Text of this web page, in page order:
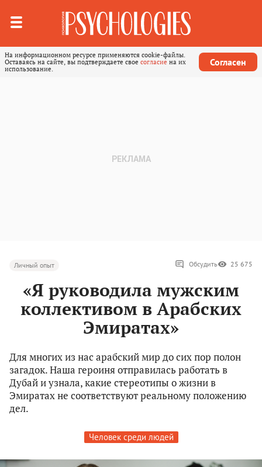
На информационном ресурсе применяются cookie-файлы.
Оставаясь на сайте, вы подтверждаете свое согласие на их
использование.
Согласен
Личный опыт Обсудить 25 675
«Я руководила мужским
коллективом в Арабских
Эмиратах»
Для многих из нас арабский мир до сих пор полон
загадок. Наша героиня отправилась работать в
Дубай и узнала, какие стереотипы о жизни в
Эмиратах не соответствуют реальному положению
дел.
Человек среди людей